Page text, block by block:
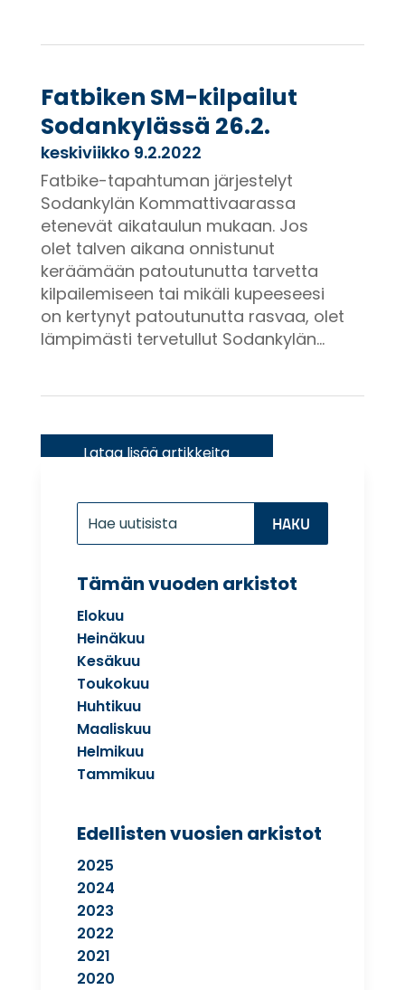
Fatbiken SM-kilpailut
Sodankylässä 26.2.
keskiviikko 9.2.2022
Fatbike-tapahtuman järjestelyt
Sodankylän Kommattivaarassa
etenevät aikataulun mukaan. Jos
olet talven aikana onnistunut
keräämään patoutunutta tarvetta
kilpailemiseen tai mikäli kupeeseesi
on kertynyt patoutunutta rasvaa, olet
lämpimästi tervetullut Sodankylän...
« Vanhemmat merkinnät
for...
Tämän vuoden arkistot
Elokuu
Heinäkuu
Kesäkuu
Toukokuu
Huhtikuu
Maaliskuu
Helmikuu
Tammikuu
Edellisten vuosien arkistot
2025
2024
2023
2022
2021
2020